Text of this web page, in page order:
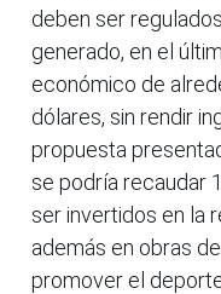
deben ser
generado, en el
económico de
dólares, sin rendir
propuesta
se podría recaudar
ser invertidos en la
además en obras
promover el